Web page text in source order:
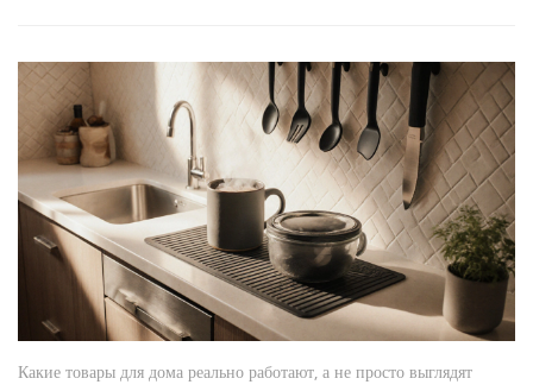
Какие товары для дома реально работают, а не просто выглядят